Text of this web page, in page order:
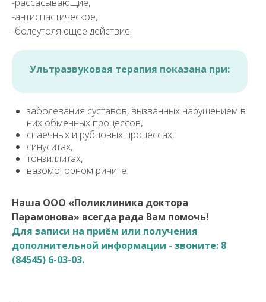
-антиспастическое,
-болеутоляющее действие.
Ультразвуковая терапия показана при:
заболевания суставов, вызванных нарушением в
них обменных процессов,
спаечных и рубцовых процессах,
синуситах,
тонзиллитах,
вазомоторном рините.
Наша ООО «Поликлиника доктора
Парамонова» всегда рада Вам помочь!
Для записи на приём или получения
дополнительной информации - звоните: 8
(84545) 6-03-03.